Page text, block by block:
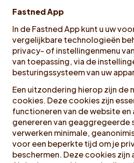
Fastned App
In de Fastned App kunt u uw
vergelijkbare technologieën
privacy- of instellingenmenu
van toepassing, via de
besturingssysteem van uw
Een uitzondering hierop zijn de
cookies. Deze cookies zijn
functioneren van de website en
genereren van geaggregeerde
verwerken minimale,
voor een beperkte tijd om je
beschermen. Deze cookies